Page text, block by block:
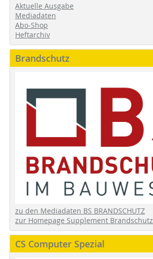
Aktuelle Ausgabe
Mediadaten
Abo-Shop
Heftarchiv
Brandschutz
zu den Mediadaten BS BRANDSCHUTZ
zur Homepage Supplement Brandschutz
CS Computer Spezial